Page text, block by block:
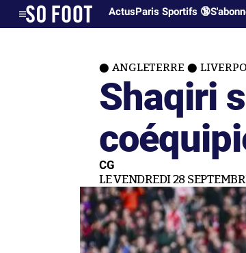
ActusParis Sportifs 🔞
ANGLETERRE
Shaqiri
CG
LE VENDREDI 28